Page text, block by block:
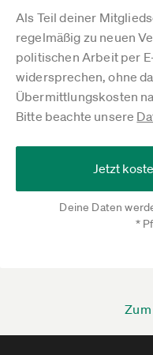
Als Teil deiner
regelmäßig zu neuen
politischen Arbeit per
widersprechen, ohne
Übermittlungskosten
Bitte beachte unsere
Jetzt
Deine Daten
*